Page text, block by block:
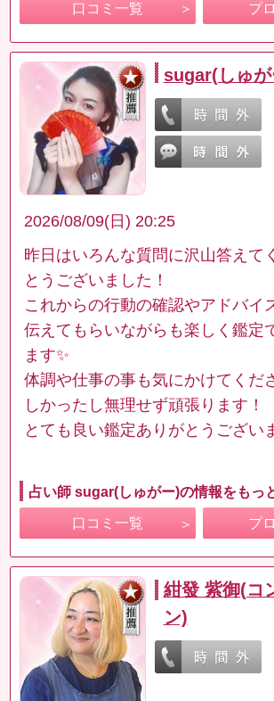
口コミ一覧 プ
sugar(しゅが
2026/08/09(日) 20:25
昨日はいろんな質問に沢山答えて
とうございました！
これからの行動の確認やアドバイ
伝えてもらいながらも楽しく鑑定
ます✨
体調や仕事の事も気にかけてくだ
しかったし無理せず頑張ります！
とても良い鑑定ありがとうござい
占い師 sugar(しゅがー)の情報をもっ
口コミ一覧 プ
紺發 紫御(コ
ン)